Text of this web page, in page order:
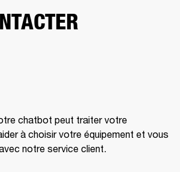
chatbot peut traiter votre
à choisir votre équipement et vous
notre service client.